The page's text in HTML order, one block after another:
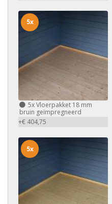
5xVloerpakket 18 mm
bruin geïmpregneerd
+€ 404,75
5x
5x